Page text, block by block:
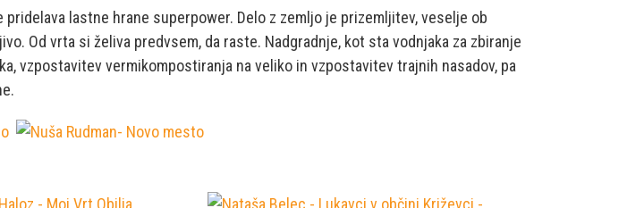
lastne hrane superpower. Delo z zemljo je prizemljitev, veselje ob
Od vrta si želiva predvsem, da raste. Nadgradnje, kot sta vodnjaka za zbiranje
vzpostavitev vermikompostiranja na veliko in vzpostavitev trajnih nasadov, pa